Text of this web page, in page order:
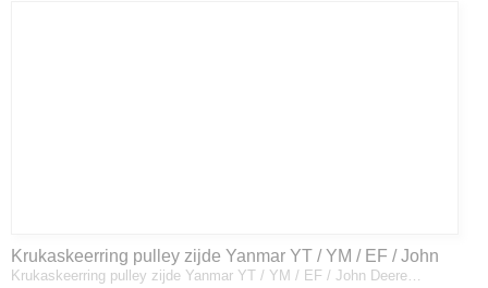
Krukaskeerring pulley zijde Yanmar YT / YM / EF / John
Deere - 119934-01800
Krukaskeerring pulley zijde Yanmar YT / YM / EF / John Deere…